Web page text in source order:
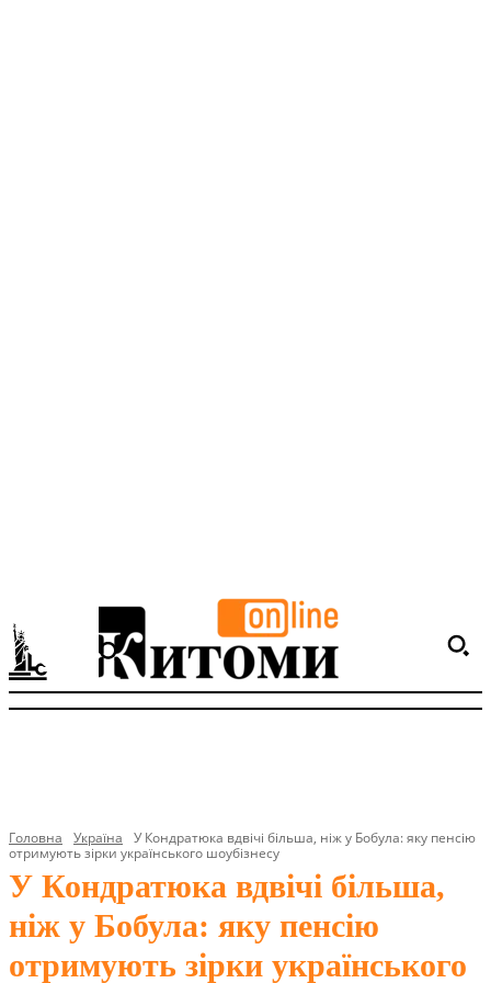
Головна Україна
У Кондратюка вдвічі більша, ніж у Бобула: яку пенсію
отримують зірки українського шоубізнесу
У Кондратюка вдвічі більша,
ніж у Бобула: яку пенсію
отримують зірки українського